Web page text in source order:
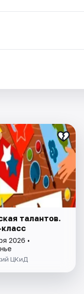
талантов.
2026 •
ЦКиД